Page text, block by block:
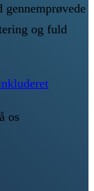
og fuld
os